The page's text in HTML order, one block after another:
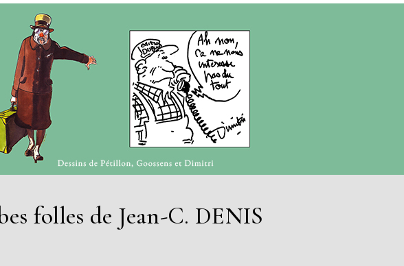
No products in the cart.
folles de Jean-C. DENIS